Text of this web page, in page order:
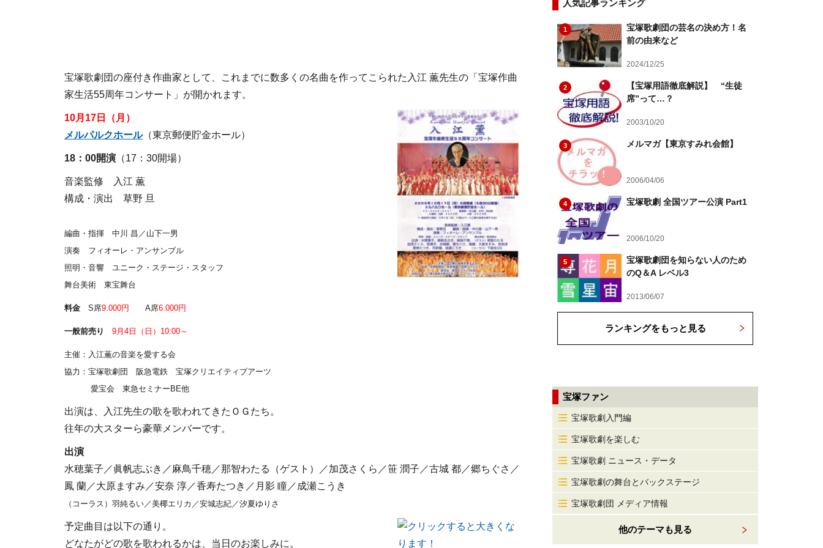
宝塚歌劇団の座付き作曲家として、これまでに数多くの名曲を作ってこられた入江 薫先生の「宝塚作曲
家生活55周年コンサート」が開かれます。
10月17日（月）
メルパルクホール（東京郵便貯金ホール）
18：00開演 （17：30開場）
音楽監修 入江 薫
構成・演出 草野 旦
編曲・指揮 中川 昌／山下一男
演奏 フィオーレ・アンサンブル
照明・音響 ユニーク・ステージ・スタッフ
舞台美術 東宝舞台
料金 S席9.000円 A席6.000円
一般前売り 9月4日（日）10:00～
主催：入江薫の音楽を愛する会
協力：宝塚歌劇団 阪急電鉄 宝塚クリエイティブアーツ
愛宝会 東急セミナーBE他
出演は、入江先生の歌を歌われてきたＯＧたち。
往年の大スターら豪華メンバーです。
出演
水穂葉子／眞帆志ぶき／麻鳥千穂／那智わたる（ゲスト）／加茂さくら／笹 潤子／古城 都／郷ちぐさ／
鳳 蘭／大原ますみ／安奈 淳／香寿たつき／月影 瞳／成瀬こうき
（コーラス）羽純るい／美椰エリカ／安城志紀／汐夏ゆりさ
予定曲目は以下の通り。
どなたがどの歌を歌われるかは、当日のお楽しみに。
人気記事ランキング
1
宝塚歌劇団の芸名の決め方！名
前の由来など
2024/12/25
2
【宝塚用語徹底解説】 “生徒
席”って…？
2003/10/20
3 メルマガ【東京すみれ会館】
2006/04/06
4 宝塚歌劇 全国ツアー公演 Part1
2006/10/20
5
宝塚歌劇団を知らない人のため
のQ＆A レベル3
2013/06/07
ランキングをもっと見る
宝塚ファン
宝塚歌劇入門編
宝塚歌劇を楽しむ
宝塚歌劇 ニュース・データ
宝塚歌劇の舞台とバックステージ
宝塚歌劇団 メディア情報
他のテーマも見る